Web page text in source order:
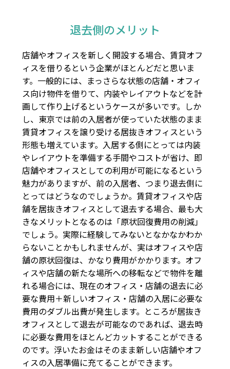
退去側のメリット
店舗やオフィスを新しく開設する場合、賃貸オフ
ィスを借りるという企業がほとんどだと思いま
す。一般的には、まっさらな状態の店舗・オフィ
ス向け物件を借りて、内装やレイアウトなどを計
画して作り上げるというケースが多いです。しか
し、東京では前の入居者が使っていた状態のまま
賃貸オフィスを譲り受ける居抜きオフィスという
形態も増えています。入居する側にとっては内装
やレイアウトを準備する手間やコストが省け、即
店舗やオフィスとしての利用が可能になるという
魅力がありますが、前の入居者、つまり退去側に
とってはどうなのでしょうか。賃貸オフィスや店
舗を居抜きオフィスとして退去する場合、最も大
きなメリットとなるのは「原状回復費用の削減」
でしょう。実際に経験してみないとなかなかわか
らないことかもしれませんが、実はオフィスや店
舗の原状回復は、かなり費用がかかります。オフ
ィスや店舗の新たな場所への移転などで物件を離
れる場合には、現在のオフィス・店舗の退去に必
要な費用＋新しいオフィス・店舗の入居に必要な
費用のダブル出費が発生します。ところが居抜き
オフィスとして退去が可能なのであれば、退去時
に必要な費用をほとんどカットすることができる
のです。浮いたお金はそのまま新しい店舗やオフ
ィスの入居準備に充てることができます。